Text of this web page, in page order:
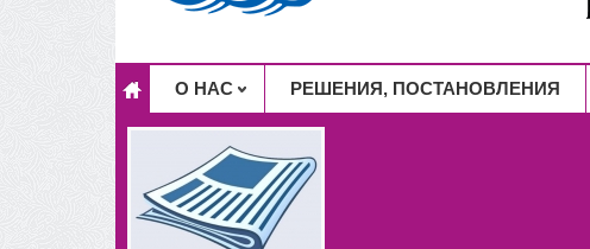
О НАС РЕШЕНИЯ, ПОСТАНОВЛЕНИЯ